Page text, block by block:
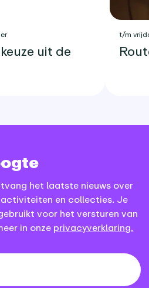
uit de
t/m
het laatste nieuws over
en collecties. Je
voor het versturen van
in onze privacyverklaring.